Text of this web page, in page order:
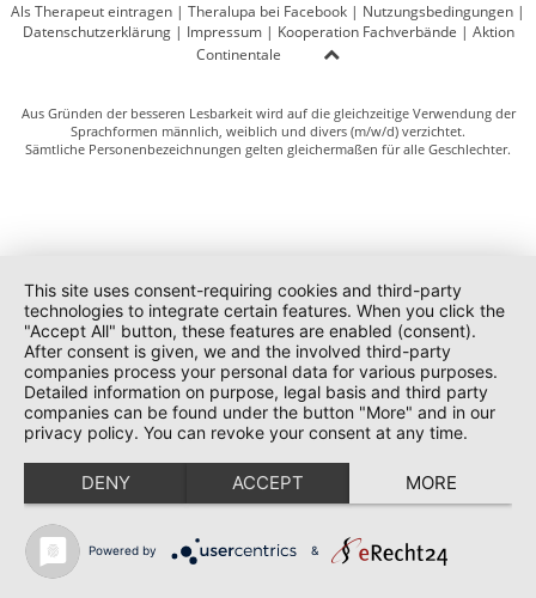
Als Therapeut eintragen | Theralupa bei Facebook | Nutzungsbedingungen |
Datenschutzerklärung| Impressum| Kooperation Fachverbände | Aktion
Continentale
Aus Gründen der besseren Lesbarkeit wird auf die gleichzeitige Verwendung der
Sprachformen männlich, weiblich und divers (m/w/d) verzichtet.
Sämtliche Personenbezeichnungen gelten gleichermaßen für alle Geschlechter.
This site uses consent-requiring cookies and third-party
technologies to integrate certain features. When you click the
"Accept All" button, these features are enabled (consent).
After consent is given, we and the involved third-party
companies process your personal data for various purposes.
Detailed information on purpose, legal basis and third party
companies can be found under the button "More" and in our
privacy policy. You can revoke your consent at any time.
DENY ACCEPT MORE
Powered by &